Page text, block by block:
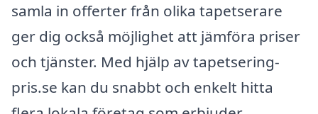
samla in offerter från olika tapetserare
ger dig också möjlighet att jämföra priser
och tjänster. Med hjälp av tapetsering-
pris.se kan du snabbt och enkelt hitta